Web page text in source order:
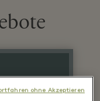
ohne Akzeptieren